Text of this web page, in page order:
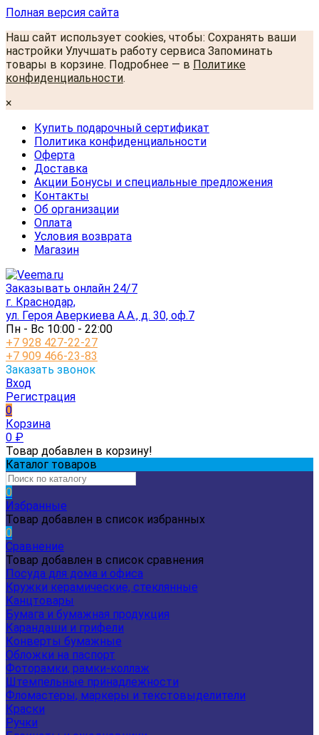
Полная версия сайта
Наш сайт использует cookies, чтобы: Сохранять ваши
настройки Улучшать работу сервиса Запоминать
товары в корзине. Подробнее — в Политике
конфиденциальности.
×
Купить подарочный сертификат
Политика конфиденциальности
Оферта
Доставка
Акции Бонусы и специальные предложения
Контакты
Об организации
Оплата
Условия возврата
Магазин
Заказывать онлайн 24/7
г. Краснодар,
ул. Героя Аверкиева А.А., д. 30, оф.7
Пн - Вс 10:00 - 22:00
+7 928 427-22-27
+7 909 466-23-83
Заказать звонок
Вход
Регистрация
0
Корзина
0 ₽
Товар добавлен в корзину!
Каталог товаров
0
Избранные
Товар добавлен в список избранных
0
Сравнение
Товар добавлен в список сравнения
Посуда для дома и офиса
Кружки керамические, стеклянные
Канцтовары
Бумага и бумажная продукция
Карандаши и грифели
Конверты бумажные
Обложки на паспорт
Фоторамки, рамки-коллаж
Штемпельные принадлежности
Фломастеры, маркеры и текстовыделители
Краски
Ручки